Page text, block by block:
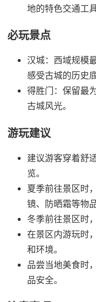
地的特色交通工
必玩景点
汉城：西域规模
感受古城的历史
得胜门：保留最
古城风光。
游玩建议
建议游客穿着舒
览。
夏季前往景区时
镜、防晒霜等物品
冬季前往景区时
在景区内游玩时
和环境。
品尝当地美食时
品安全。